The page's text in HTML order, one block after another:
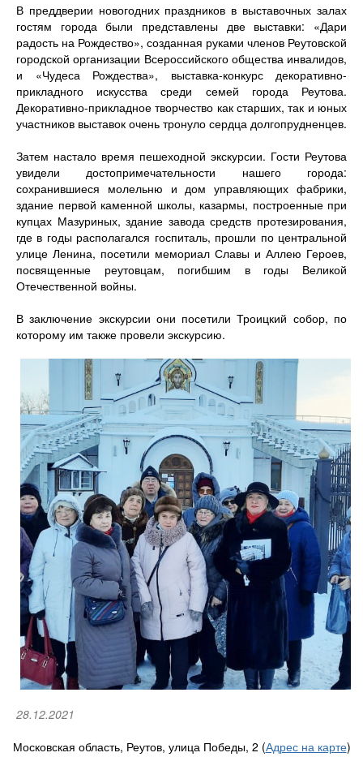
В преддверии новогодних праздников в выставочных залах
гостям города были представлены две выставки: «Дари
радость на Рождество», созданная руками членов Реутовской
городской организации Всероссийского общества инвалидов,
и «Чудеса Рождества», выставка-конкурс декоративно-
прикладного искусства среди семей города Реутова.
Декоративно-прикладное творчество как старших, так и юных
участников выставок очень тронуло сердца долгопрудненцев.
Затем настало время пешеходной экскурсии. Гости Реутова
увидели достопримечательности нашего города:
сохранившиеся молельню и дом управляющих фабрики,
здание первой каменной школы, казармы, построенные при
купцах Мазуриных, здание завода средств протезирования,
где в годы располагался госпиталь, прошли по центральной
улице Ленина, посетили мемориал Славы и Аллею Героев,
посвященные реутовцам, погибшим в годы Великой
Отечественной войны.
В заключение экскурсии они посетили Троицкий собор, по
которому им также провели экскурсию.
28.12.2021
Московская область, Реутов, улица Победы, 2 (Адрес на карте)